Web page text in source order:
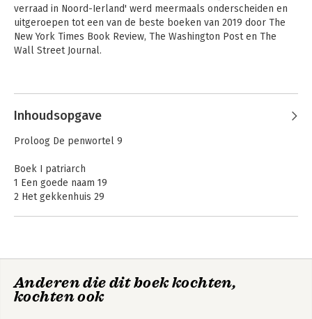
verraad in Noord-Ierland' werd meermaals onderscheiden en
uitgeroepen tot een van de beste boeken van 2019 door The
New York Times Book Review, The Washington Post en The
Wall Street Journal.
Wind of Change.
Andere boeken door Patrick
Radden Keefe
Empire of Pain
Het
Inhoudsopgave
Proloog De penwortel 9
Boek I patriarch
1 Een goede naam 19
2 Het gekkenhuis 29
8 Vervreemding 119
9 Sporen van geesten 131
Anderen die dit boek kochten,
kochten ook